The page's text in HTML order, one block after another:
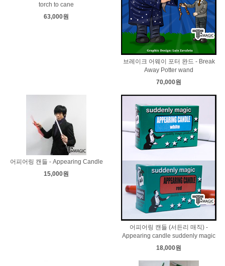
torch to cane
63,000원
브레이크 어웨이 포터 완드 - Break
Away Potter wand
70,000원
어피어링 캔들 - Appearing Candle
15,000원
어피어링 캔들 (서든리 매직) -
Appearing candle suddenly magic
18,000원